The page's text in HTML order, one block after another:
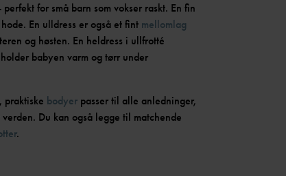
for små barn som vokser raskt. En fin
En ulldress er også et fint mellomlag
og høsten. En heldress i ullfrotté
babyen varm og tørr under
praktiske bodyerpasser til alle anledninger,
Du kan også legge til matchende
.